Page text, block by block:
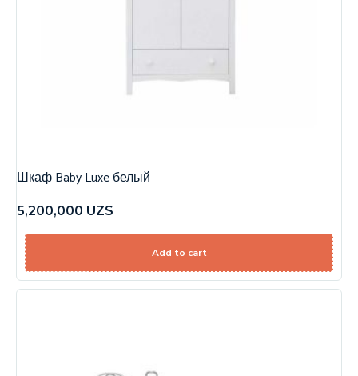
Шкаф Baby Luxe белый
5,200,000 UZS
Add to cart